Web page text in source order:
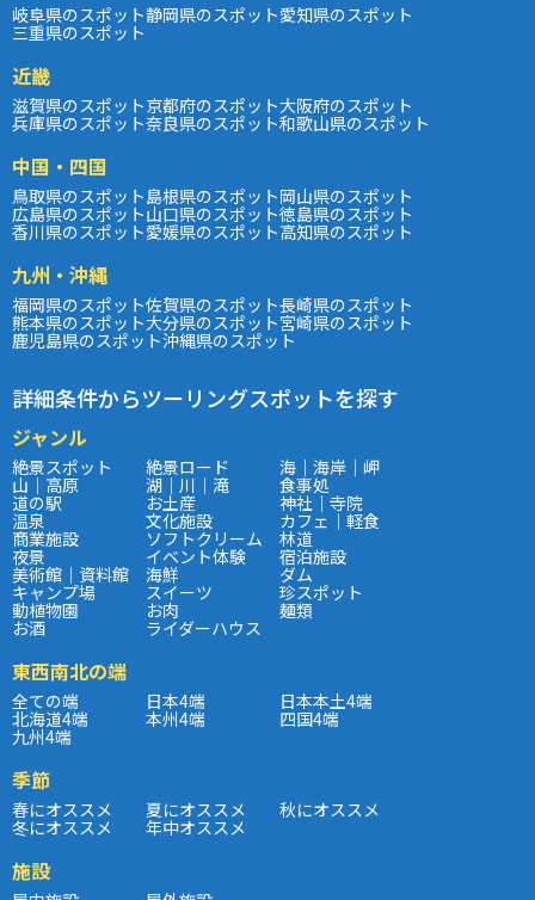
岐阜県のスポット静岡県のスポット愛知県のスポット
三重県のスポット
近畿
滋賀県のスポット京都府のスポット大阪府のスポット
兵庫県のスポット奈良県のスポット和歌山県のスポット
中国・四国
鳥取県のスポット島根県のスポット岡山県のスポット
広島県のスポット山口県のスポット徳島県のスポット
香川県のスポット愛媛県のスポット高知県のスポット
九州・沖縄
福岡県のスポット佐賀県のスポット長崎県のスポット
熊本県のスポット大分県のスポット宮崎県のスポット
鹿児島県のスポット沖縄県のスポット
詳細条件からツーリングスポットを探す
ジャンル
絶景スポット 絶景ロード 海｜海岸｜岬
山｜高原 湖｜川｜滝 食事処
道の駅 お土産 神社｜寺院
温泉 文化施設 カフェ｜軽食
商業施設 ソフトクリーム 林道
夜景 イベント体験 宿泊施設
美術館｜資料館 海鮮 ダム
キャンプ場 スイーツ 珍スポット
動植物園 お肉 麺類
お酒 ライダーハウス
東西南北の端
全ての端 日本4端 日本本土4端
北海道4端 本州4端 四国4端
九州4端
季節
春にオススメ 夏にオススメ 秋にオススメ
冬にオススメ 年中オススメ
施設